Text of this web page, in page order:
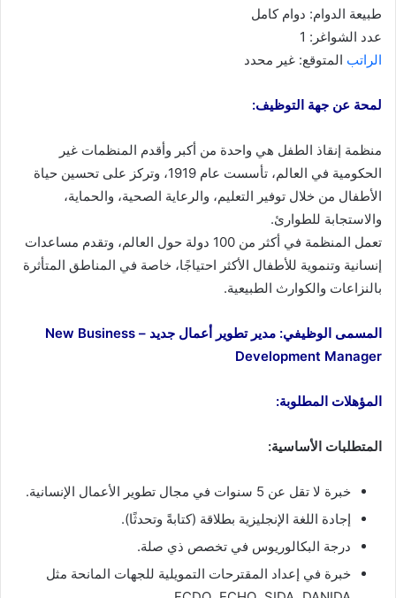
طبيعة الدوام: دوام كامل
عدد الشواغر: 1
الراتب المتوقع: غير محدد
لمحة عن جهة التوظيف:
منظمة إنقاذ الطفل هي واحدة من أكبر وأقدم المنظمات غير
الحكومية في العالم، تأسست عام 1919، وتركز على تحسين حياة
الأطفال من خلال توفير التعليم، والرعاية الصحية، والحماية،
والاستجابة للطوارئ.
تعمل المنظمة في أكثر من 100 دولة حول العالم، وتقدم مساعدات
إنسانية وتنموية للأطفال الأكثر احتياجًا، خاصة في المناطق المتأثرة
بالنزاعات والكوارث الطبيعية.
المسمى الوظيفي: مدير تطوير أعمال جديد – New Business
Development Manager
المؤهلات المطلوبة:
المتطلبات الأساسية:
خبرة لا تقل عن 5 سنوات في مجال تطوير الأعمال الإنسانية.
إجادة اللغة الإنجليزية بطلاقة (كتابةً وتحدثًا).
درجة البكالوريوس في تخصص ذي صلة.
خبرة في إعداد المقترحات التمويلية للجهات المانحة مثل